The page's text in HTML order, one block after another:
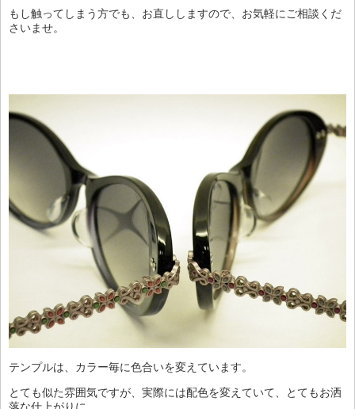
もし触ってしまう方でも、お直ししますので、お気軽にご相談くだ
さいませ。
テンプルは、カラー毎に色合いを変えています。
とても似た雰囲気ですが、実際には配色を変えていて、とてもお洒
落な仕上がりに。